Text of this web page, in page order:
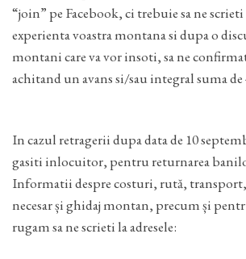
“join” pe Facebook, ci trebuie sa ne scrieti
experienta voastra montana si dupa o
montani care va vor insoti, sa ne
achitand un avans si/sau integral suma de
In cazul retragerii dupa data de 10
gasiti inlocuitor, pentru returnarea
Informatii despre costuri, rută,
necesar și ghidaj montan, precum și
rugam sa ne scrieti la adresele: